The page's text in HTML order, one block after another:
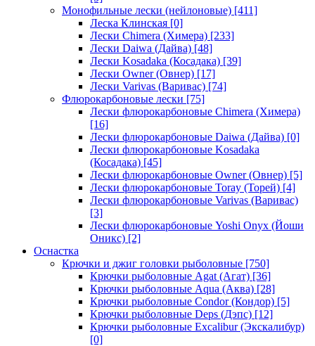
Монофильные лески (нейлоновые) [411]
Леска Клинская [0]
Лески Chimera (Химера) [233]
Лески Daiwa (Дайва) [48]
Лески Kosadaka (Косадака) [39]
Лески Owner (Овнер) [17]
Лески Varivas (Варивас) [74]
Флюрокарбоновые лески [75]
Лески флюрокарбоновые Chimera (Химера)
[16]
Лески флюрокарбоновые Daiwa (Дайва) [0]
Лески флюрокарбоновые Kosadaka
(Косадака) [45]
Лески флюрокарбоновые Owner (Овнер) [5]
Лески флюрокарбоновые Toray (Торей) [4]
Лески флюрокарбоновые Varivas (Варивас)
[3]
Лески флюрокарбоновые Yoshi Onyx (Йоши
Оникс) [2]
Оснастка
Крючки и джиг головки рыболовные [750]
Крючки рыболовные Agat (Агат) [36]
Крючки рыболовные Aqua (Аква) [28]
Крючки рыболовные Condor (Кондор) [5]
Крючки рыболовные Deps (Дэпс) [12]
Крючки рыболовные Excalibur (Экскалибур)
[0]